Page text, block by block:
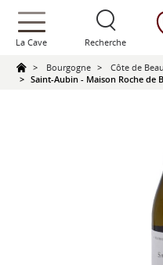
text.skipToContent
text.skipToNavigation
La Cave Recherche
Bourgogne
Côte de
Saint-Aubin - Maison Roche de